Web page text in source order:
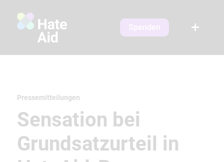
Spenden
Pressemitteilungen
Sensation bei
Grundsatzurteil in